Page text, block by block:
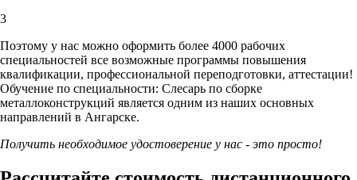
3
Поэтому у нас можно оформить более 4000 рабочих
специальностей все возможные программы повышения
квалификации, профессиональной переподготовки, аттестации!
Обучение по специальности: Слесарь по сборке
металлоконструкций является одним из наших основных
направлений в Ангарске.
Получить необходимое удостоверение у нас - это просто!